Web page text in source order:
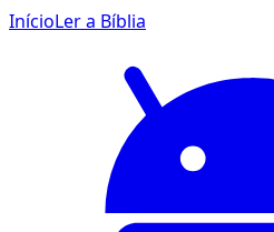
InícioLer a Bíblia